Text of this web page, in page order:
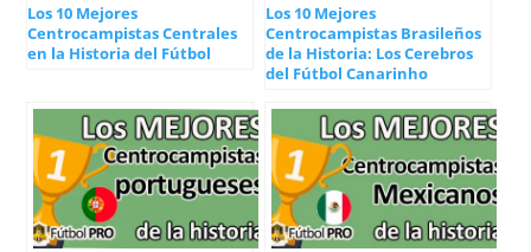
Los 10 Mejores
Centrocampistas Centrales
en la Historia del Fútbol
Los 10 Mejores
Centrocampistas Brasileños
de la Historia: Los Cerebros
del Fútbol Canarinho